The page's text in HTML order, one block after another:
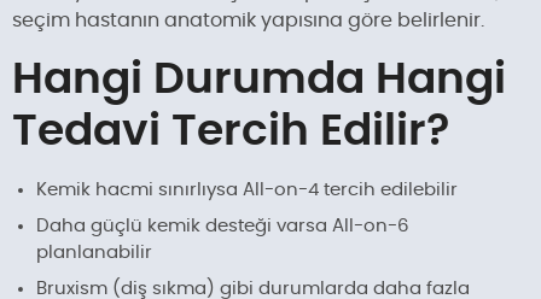
seçim hastanın anatomik yapısına göre belirlenir.
Hangi Durumda Hangi
Tedavi Tercih Edilir?
Kemik hacmi sınırlıysa All-on-4 tercih edilebilir
Daha güçlü kemik desteği varsa All-on-6
planlanabilir
Bruxism (diş sıkma) gibi durumlarda daha fazla